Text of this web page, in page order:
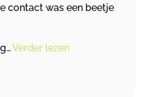
contact was een beetje
Verder lezen